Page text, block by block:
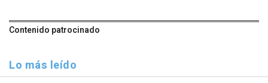
Contenido patrocinado
Lo más leído